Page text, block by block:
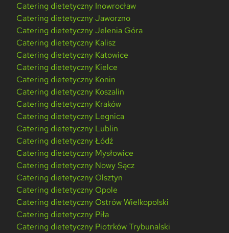
Catering dietetyczny Inowrocław
Catering dietetyczny Jaworzno
Catering dietetyczny Jelenia Góra
Catering dietetyczny Kalisz
Catering dietetyczny Katowice
Catering dietetyczny Kielce
Catering dietetyczny Konin
Catering dietetyczny Koszalin
Catering dietetyczny Kraków
Catering dietetyczny Legnica
Catering dietetyczny Lublin
Catering dietetyczny Łódź
Catering dietetyczny Mysłowice
Catering dietetyczny Nowy Sącz
Catering dietetyczny Olsztyn
Catering dietetyczny Opole
Catering dietetyczny Ostrów Wielkopolski
Catering dietetyczny Piła
Catering dietetyczny Piotrków Trybunalski